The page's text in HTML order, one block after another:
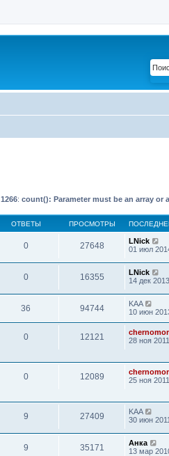
1266: count(): Parameter must be an array
ОТВЕТЫ ПРОСМОТРЫ
0 27648
LNick
01 июл
0 16355
LNick
14 дек
36 94744
KAA
10 июн
0 12121
28 ноя
0 12089
25 ноя
9 27409
KAA
30 июн
9 35171
Анка
13 мар